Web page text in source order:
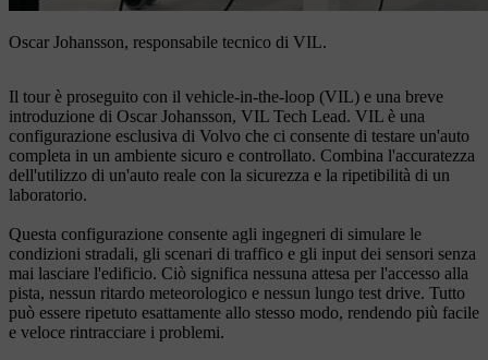
Oscar Johansson, responsabile tecnico di VIL.
Il tour è proseguito con il vehicle-in-the-loop (VIL) e una breve
introduzione di Oscar Johansson, VIL Tech Lead. VIL è una
configurazione esclusiva di Volvo che ci consente di testare un'auto
completa in un ambiente sicuro e controllato. Combina l'accuratezza
dell'utilizzo di un'auto reale con la sicurezza e la ripetibilità di un
laboratorio.
Questa configurazione consente agli ingegneri di simulare le
condizioni stradali, gli scenari di traffico e gli input dei sensori senza
mai lasciare l'edificio. Ciò significa nessuna attesa per l'accesso alla
pista, nessun ritardo meteorologico e nessun lungo test drive. Tutto
può essere ripetuto esattamente allo stesso modo, rendendo più facile
e veloce rintracciare i problemi.